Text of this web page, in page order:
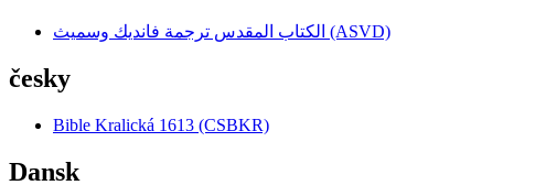
الكتاب المقدس ترجمة فانديك وسميث (ASVD)
česky
Bible Kralická 1613 (CSBKR)
Dansk